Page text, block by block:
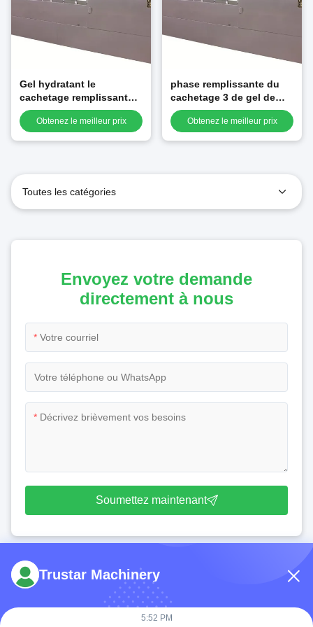
Gel hydratant le
cachetage remplissant
facial de la machine à
emballer 200mm de
Obtenez le meilleur prix
phase remplissante du
cachetage 3 de gel de
machine à emballer de
masque d'hydrogel de
Obtenez le meilleur prix
Toutes les catégories
Envoyez votre demande
directement à nous
*
*
Soumettez maintenant
Trustar Machinery
5:52 PM